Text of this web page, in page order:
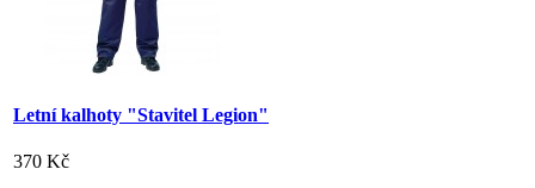
Letní kalhoty "Stavitel Legion"
370 Kč